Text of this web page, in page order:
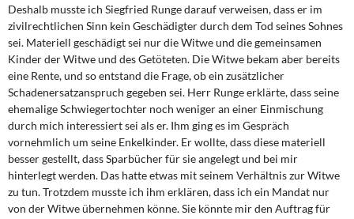
Deshalb musste ich Siegfried Runge darauf verweisen, dass er im
zivilrechtlichen Sinn kein Geschädigter durch dem Tod seines Sohnes
sei. Materiell geschädigt sei nur die Witwe und die gemeinsamen
Kinder der Witwe und des Getöteten. Die Witwe bekam aber bereits
eine Rente, und so entstand die Frage, ob ein zusätzlicher
Schadenersatzanspruch gegeben sei. Herr Runge erklärte, dass seine
ehemalige Schwiegertochter noch weniger an einer Einmi­schung
durch mich interessiert sei als er. Ihm ging es im Gespräch
vornehmlich um sei­ne Enkelkinder. Er wollte, dass diese materiell
besser gestellt, dass Sparbücher für sie angelegt und bei mir
hinterlegt werden. Das hatte etwas mit seinem Verhältnis zur Wit­we
zu tun. Trotzdem musste ich ihm erklären, dass ich ein Mandat nur
von der Witwe übernehmen könne. Sie könnte mir den Auftrag für